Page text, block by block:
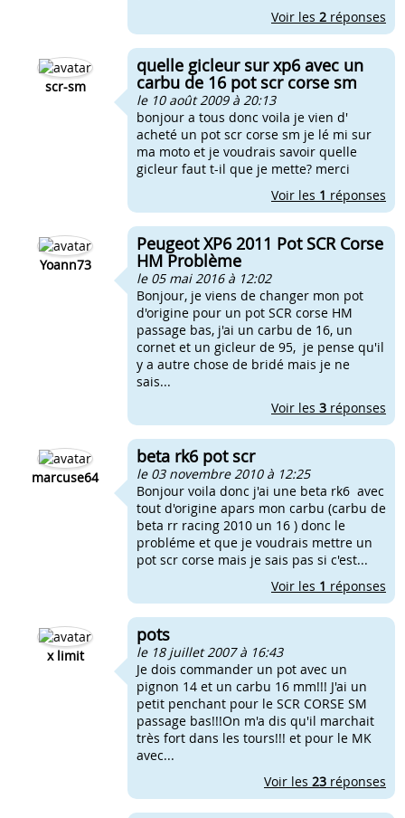
Voir les 2 réponses
scr-sm
quelle gicleur sur xp6 avec un
carbu de 16 pot scr corse sm
le 10 août 2009 à 20:13
bonjour a tous donc voila je vien d'
acheté un pot scr corse sm je lé mi sur
ma moto et je voudrais savoir quelle
gicleur faut t-il que je mette? merci
Voir les 1 réponses
Yoann73
Peugeot XP6 2011 Pot SCR Corse
HM Problème
le 05 mai 2016 à 12:02
Bonjour, je viens de changer mon pot
d'origine pour un pot SCR corse HM
passage bas, j'ai un carbu de 16, un
cornet et un gicleur de 95, je pense qu'il
y a autre chose de bridé mais je ne
sais...
Voir les 3 réponses
marcuse64
beta rk6 pot scr
le 03 novembre 2010 à 12:25
Bonjour voila donc j'ai une beta rk6 avec
tout d'origine apars mon carbu (carbu de
beta rr racing 2010 un 16 ) donc le
probléme et que je voudrais mettre un
pot scr corse mais je sais pas si c'est...
Voir les 1 réponses
x limit
pots
le 18 juillet 2007 à 16:43
Je dois commander un pot avec un
pignon 14 et un carbu 16 mm!!! J'ai un
petit penchant pour le SCR CORSE SM
passage bas!!!On m'a dis qu'il marchait
très fort dans les tours!!! et pour le MK
avec...
Voir les 23 réponses